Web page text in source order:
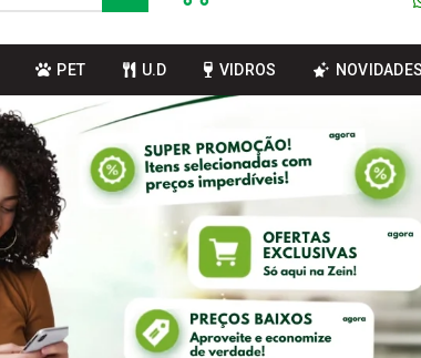
PET U.D VIDROS NOVIDADES